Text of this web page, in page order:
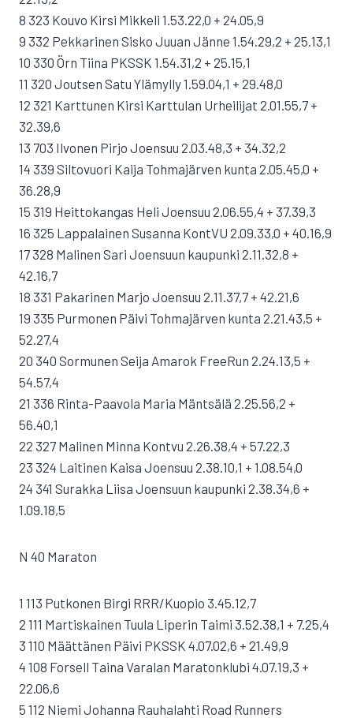
8 323 Kouvo Kirsi Mikkeli 1.53.22,0 + 24.05,9
9 332 Pekkarinen Sisko Juuan Jänne 1.54.29,2 + 25.13,1
10 330 Örn Tiina PKSSK 1.54.31,2 + 25.15,1
11 320 Joutsen Satu Ylämylly 1.59.04,1 + 29.48,0
12 321 Karttunen Kirsi Karttulan Urheilijat 2.01.55,7 +
32.39,6
13 703 Ilvonen Pirjo Joensuu 2.03.48,3 + 34.32,2
14 339 Siltovuori Kaija Tohmajärven kunta 2.05.45,0 +
36.28,9
15 319 Heittokangas Heli Joensuu 2.06.55,4 + 37.39,3
16 325 Lappalainen Susanna KontVU 2.09.33,0 + 40.16,9
17 328 Malinen Sari Joensuun kaupunki 2.11.32,8 +
42.16,7
18 331 Pakarinen Marjo Joensuu 2.11.37,7 + 42.21,6
19 335 Purmonen Päivi Tohmajärven kunta 2.21.43,5 +
52.27,4
20 340 Sormunen Seija Amarok FreeRun 2.24.13,5 +
54.57,4
21 336 Rinta-Paavola Maria Mäntsälä 2.25.56,2 +
56.40,1
22 327 Malinen Minna Kontvu 2.26.38,4 + 57.22,3
23 324 Laitinen Kaisa Joensuu 2.38.10,1 + 1.08.54,0
24 341 Surakka Liisa Joensuun kaupunki 2.38.34,6 +
1.09.18,5
N 40 Maraton
1 113 Putkonen Birgi RRR/Kuopio 3.45.12,7
2 111 Martiskainen Tuula Liperin Taimi 3.52.38,1 + 7.25,4
3 110 Määttänen Päivi PKSSK 4.07.02,6 + 21.49,9
4 108 Forsell Taina Varalan Maratonklubi 4.07.19,3 +
22.06,6
5 112 Niemi Johanna Rauhalahti Road Runners